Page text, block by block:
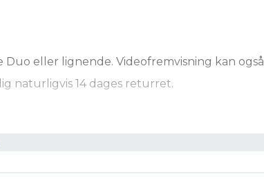
Duo eller lignende. Videofremvisning kan også
naturligvis 14 dages returret.